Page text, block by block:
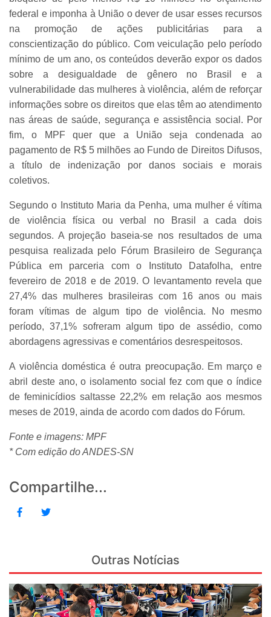
federal e imponha à União o dever de usar esses recursos
na promoção de ações publicitárias para a
conscientização do público. Com veiculação pelo período
mínimo de um ano, os conteúdos deverão expor os dados
sobre a desigualdade de gênero no Brasil e a
vulnerabilidade das mulheres à violência, além de reforçar
informações sobre os direitos que elas têm ao atendimento
nas áreas de saúde, segurança e assistência social. Por
fim, o MPF quer que a União seja condenada ao
pagamento de R$ 5 milhões ao Fundo de Direitos Difusos,
a título de indenização por danos sociais e morais
coletivos.
Segundo o Instituto Maria da Penha, uma mulher é vítima
de violência física ou verbal no Brasil a cada dois
segundos. A projeção baseia-se nos resultados de uma
pesquisa realizada pelo Fórum Brasileiro de Segurança
Pública em parceria com o Instituto Datafolha, entre
fevereiro de 2018 e de 2019. O levantamento revela que
27,4% das mulheres brasileiras com 16 anos ou mais
foram vítimas de algum tipo de violência. No mesmo
período, 37,1% sofreram algum tipo de assédio, como
abordagens agressivas e comentários desrespeitosos.
A violência doméstica é outra preocupação. Em março e
abril deste ano, o isolamento social fez com que o índice
de feminicídios saltasse 22,2% em relação aos mesmos
meses de 2019, ainda de acordo com dados do Fórum.
Fonte e imagens: MPF
* Com edição do ANDES-SN
Compartilhe...
Outras Notícias